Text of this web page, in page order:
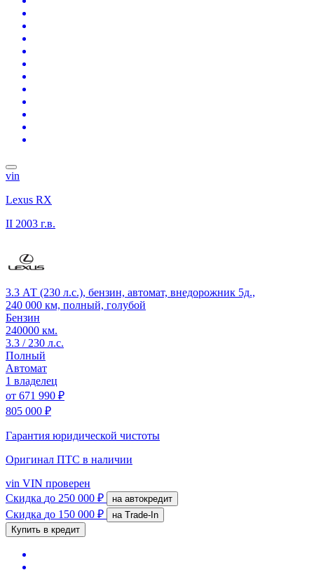
vin
Lexus RX
II 2003 г.в.
3.3 АТ (230 л.с.), бензин, автомат, внедорожник 5д.,
240 000 км, полный, голубой
Бензин
240000 км.
3.3 / 230 л.с.
Полный
Автомат
1 владелец
от 671 990 ₽
805 000 ₽
Гарантия юридической чистоты
Оригинал ПТС в наличии
vin VIN проверен
Скидка до 250 000 ₽ на автокредит
Скидка до 150 000 ₽
на Trade-In
Купить в кредит